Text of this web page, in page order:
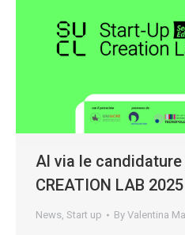
Al via le candidature
CREATION LAB 2025
News, Start up By Valentina